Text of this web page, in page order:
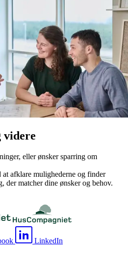
videre
eller ønsker sparring om
afklare mulighederne og finder
der matcher dine ønsker og behov.
LinkedIn